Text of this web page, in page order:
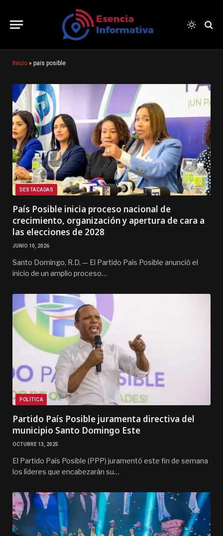
Inicio » pais posible
DESTACADAS
País Posible inicia proceso nacional de
crecimiento, organización y apertura de cara a
las elecciones de 2028
JUNIO 10, 2026
Santo Domingo, R.D. — El Partido País Posible anunció el
inicio de un amplio proceso…
POLITICA
Partido País Posible juramenta directiva del
municipio Santo Domingo Este
OCTUBRE 13, 2025
El Partido País Posible (PPP) juramentó este fin de semana
los líderes que encabezarán su…